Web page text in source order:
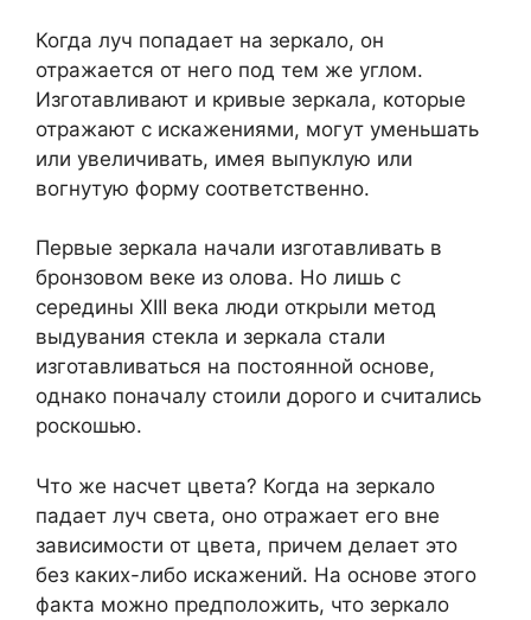
Когда луч попадает на зеркало, он
отражается от него под тем же углом.
Изготавливают и кривые зеркала, которые
отражают с искажениями, могут уменьшать
или увеличивать, имея выпуклую или
вогнутую форму соответственно.
Первые зеркала начали изготавливать в
бронзовом веке из олова. Но лишь с
середины XIII века люди открыли метод
выдувания стекла и зеркала стали
изготавливаться на постоянной основе,
однако поначалу стоили дорого и считались
роскошью.
Что же насчет цвета? Когда на зеркало
падает луч света, оно отражает его вне
зависимости от цвета, причем делает это
без каких-либо искажений. На основе этого
факта можно предположить, что зеркало